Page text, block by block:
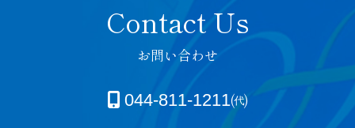
お問い合わせ
044-811-1211㈹